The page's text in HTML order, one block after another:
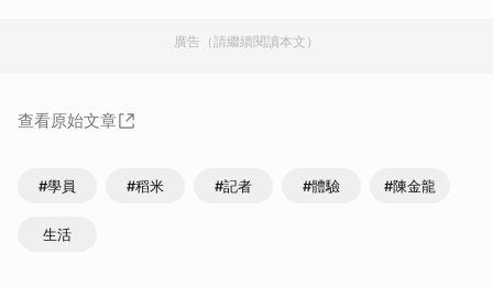
廣告（請繼續閱讀本文）
查看原始文章
#學員 #稻米 #記者 #體驗 #陳金龍
生活